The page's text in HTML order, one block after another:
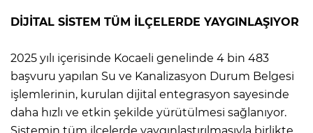
DİJİTAL SİSTEM TÜM İLÇELERDE YAYGINLAŞIYOR
2025 yılı içerisinde Kocaeli genelinde 4 bin 483
başvuru yapılan Su ve Kanalizasyon Durum Belgesi
işlemlerinin, kurulan dijital entegrasyon sayesinde
daha hızlı ve etkin şekilde yürütülmesi sağlanıyor.